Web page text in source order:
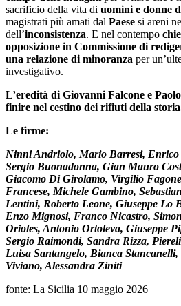
sacrificio della vita di uomini e donne
magistrati più amati dal Paese si areni
dell’inconsistenza. E nel contempo
opposizione in Commissione di
una relazione di minoranza per
investigativo.
L’eredità di Giovanni Falcone e
finire nel cestino dei rifiuti della
Le firme:
Ninni Andriolo, Mario Barresi,
Sergio Buonadonna, Gian Mauro
Giacomo Di Girolamo, Virgilio
Francese, Michele Gambino,
Lentini, Roberto Leone, Giuseppe Lo
Enzo Mignosi, Franco Nicastro,
Orioles, Antonio Ortoleva, Giuseppe
Sergio Raimondi, Sandra Rizza,
Luisa Santangelo, Bianca
Viviano, Alessandra Ziniti
fonte: La Sicilia 10 maggio 2026